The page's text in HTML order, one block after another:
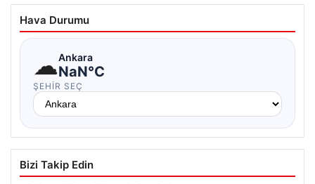
Hava Durumu
☁Ankara
NaN°C
ŞEHIR SEÇ
Bizi Takip Edin